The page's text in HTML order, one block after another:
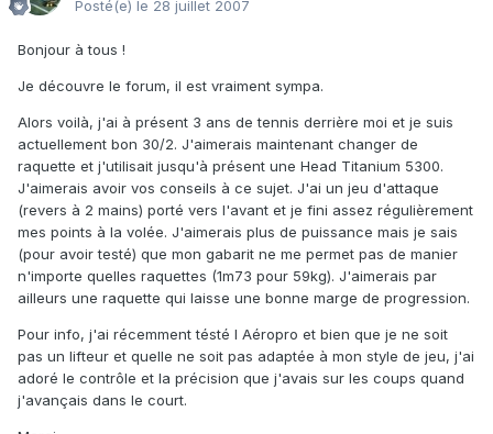
Posté(e) le 28 juillet 2007
Bonjour à tous !
Je découvre le forum, il est vraiment sympa.
Alors voilà, j'ai à présent 3 ans de tennis derrière moi et je suis
actuellement bon 30/2. J'aimerais maintenant changer de
raquette et j'utilisait jusqu'à présent une Head Titanium 5300.
J'aimerais avoir vos conseils à ce sujet. J'ai un jeu d'attaque
(revers à 2 mains) porté vers l'avant et je fini assez régulièrement
mes points à la volée. J'aimerais plus de puissance mais je sais
(pour avoir testé) que mon gabarit ne me permet pas de manier
n'importe quelles raquettes (1m73 pour 59kg). J'aimerais par
ailleurs une raquette qui laisse une bonne marge de progression.
Pour info, j'ai récemment tésté l Aéropro et bien que je ne soit
pas un lifteur et quelle ne soit pas adaptée à mon style de jeu, j'ai
adoré le contrôle et la précision que j'avais sur les coups quand
j'avançais dans le court.